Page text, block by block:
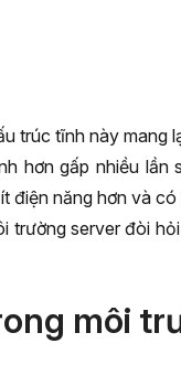
trúc tĩnh này mang
hơn gấp nhiều lần
điện năng hơn và
server đòi
môi